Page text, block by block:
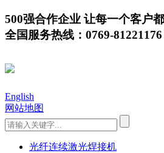
500强合作企业 让每一个客户
全国服务热线：0769-81221176
English
网站地图
光纤连续激光焊接机